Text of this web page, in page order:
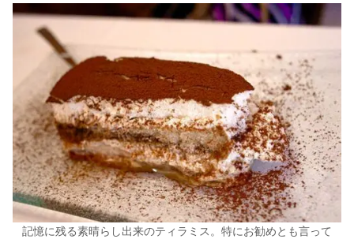
記憶に残る素晴らし出来のティラミス。特にお勧めとも言って